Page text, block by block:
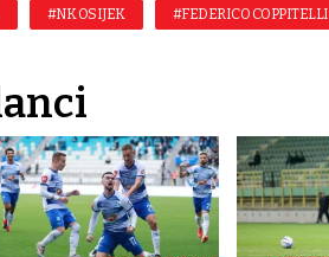
#NK OSIJEK #FEDERICO COPPITELLI